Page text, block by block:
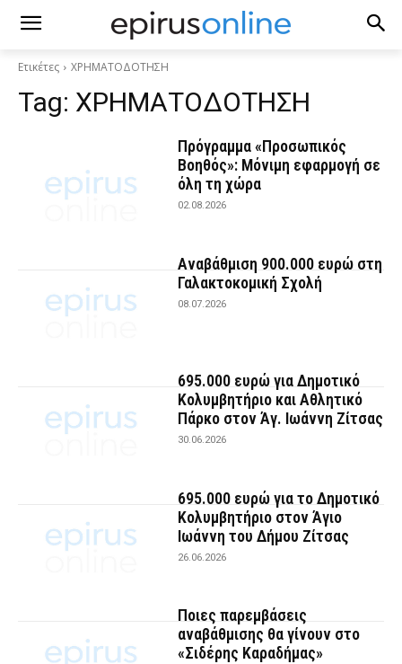
Ετικέτες ΧΡΗΜΑΤΟΔΟΤΗΣΗ
Tag: ΧΡΗΜΑΤΟΔΟΤΗΣΗ
Πρόγραμμα «Προσωπικός
Βοηθός»: Μόνιμη εφαρμογή σε
όλη τη χώρα
02.08.2026
Αναβάθμιση 900.000 ευρώ στη
Γαλακτοκομική Σχολή
08.07.2026
695.000 ευρώ για Δημοτικό
Κολυμβητήριο και Αθλητικό
Πάρκο στον Άγ. Ιωάννη Ζίτσας
30.06.2026
695.000 ευρώ για το Δημοτικό
Κολυμβητήριο στον Άγιο
Ιωάννη του Δήμου Ζίτσας
26.06.2026
Ποιες παρεμβάσεις
αναβάθμισης θα γίνουν στο
«Σιδέρης Καραδήμας»